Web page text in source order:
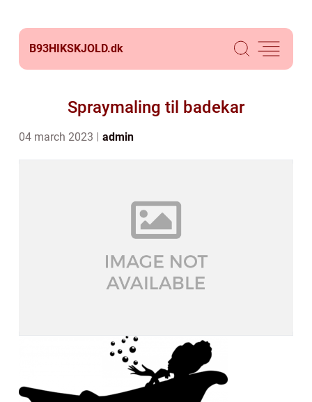
B93HIKSKJOLD.dk
Spraymaling til badekar
04 march 2023 admin